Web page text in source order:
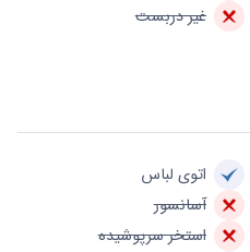
غیر دربست
اتوی لباس
آسانسور
استخر سرپوشیده